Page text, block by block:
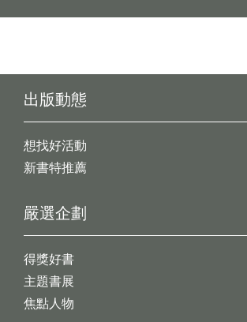
出版動態
想找好活動
新書特推薦
嚴選企劃
得獎好書
主題書展
焦點人物